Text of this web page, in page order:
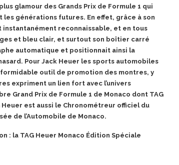
glamour des Grands Prix de Formule 1 qui
les générations futures. En effet, grâce à son
reconnaissable, et en tous
et bleu clair, et surtout son boîtier carré
automatique et positionnait ainsi la
Pour Jack Heuer les sports automobiles
outil de promotion des montres, y
expriment un lien fort avec l’univers
Grand Prix de Formule 1 de Monaco dont TAG
est aussi le Chronométreur officiel du
de l’Automobile de Monaco.
: la TAG Heuer Monaco Édition Spéciale